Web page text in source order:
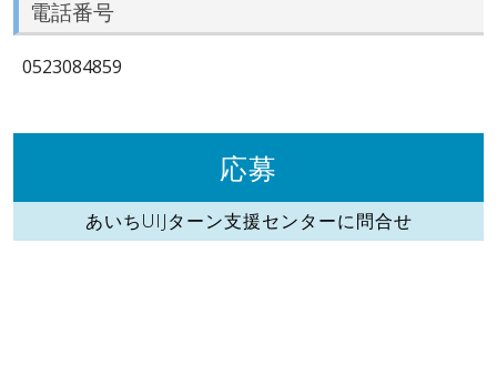
電話番号
0523084859
応募
あいちUIJターン支援センターに問合せ